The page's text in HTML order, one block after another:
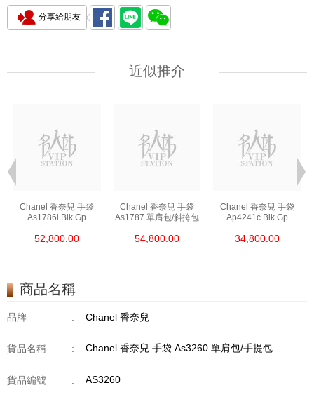
分享給朋友
近似推介
Chanel 香奈兒 手袋
As1786l Blk Gp
52,800.00
Chanel 香奈兒 手袋
As1787 單肩包/斜挎包
54,800.00
Chanel 香奈兒 手袋
Ap4241c Blk Gp
34,800.00
商品名稱
品牌 : Chanel 香奈兒
貨品名稱 : Chanel 香奈兒 手袋 As3260 單肩包/手提包
貨品編號 : AS3260